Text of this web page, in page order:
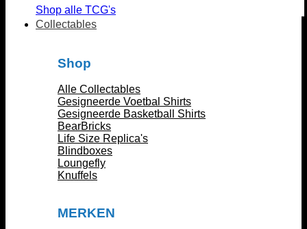
Shop alle TCG's
Collectables
Shop
Alle Collectables
Gesigneerde Voetbal Shirts
Gesigneerde Basketball Shirts
BearBricks
Life Size Replica's
Blindboxes
Loungefly
Knuffels
MERKEN